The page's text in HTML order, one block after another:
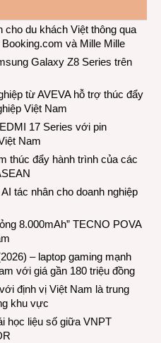
du khách Việt thông qua
và Mille Mille
Galaxy Z8 Series trên
từ AVEVA hỗ trợ thúc đẩy
Việt Nam
17 Series với pin
Nam
thúc đẩy hành trình của các
tác nhân cho doanh nghiệp
8.000mAh” TECNO POVA
– laptop gaming mạnh
với giá gần 180 triệu đồng
định vị Việt Nam là trung
khu vực
học liệu số giữa VNPT